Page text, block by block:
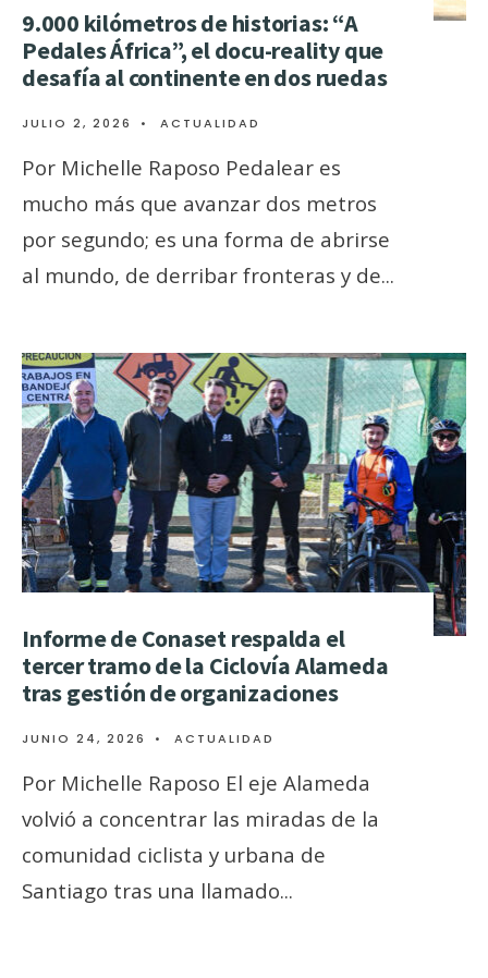
9.000 kilómetros de historias: “A
Pedales África”, el docu-reality que
desafía al continente en dos ruedas
JULIO 2, 2026 • ACTUALIDAD
Por Michelle Raposo Pedalear es
mucho más que avanzar dos metros
por segundo; es una forma de abrirse
al mundo, de derribar fronteras y de...
Informe de Conaset respalda el
tercer tramo de la Ciclovía Alameda
tras gestión de organizaciones
JUNIO 24, 2026 • ACTUALIDAD
Por Michelle Raposo El eje Alameda
volvió a concentrar las miradas de la
comunidad ciclista y urbana de
Santiago tras una llamado...